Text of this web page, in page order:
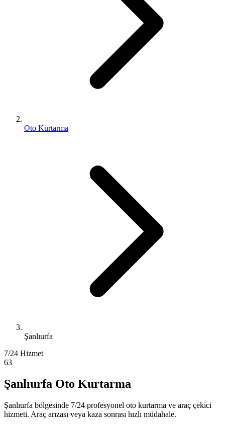
Oto Kurtarma
Şanlıurfa
7/24 Hizmet
63
Şanlıurfa Oto Kurtarma
Şanlıurfa bölgesinde 7/24 profesyonel oto kurtarma ve araç çekici
hizmeti. Araç arızası veya kaza sonrası hızlı müdahale.